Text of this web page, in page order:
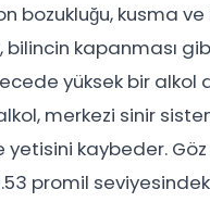
bozukluğu, kusma
bilincin kapanması
yüksek bir alkol
merkezi sinir
yetisini kaybeder.
promil